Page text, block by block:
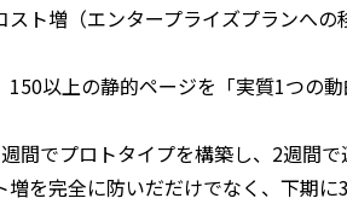
スト増（エンタープライズプランへ
150以上の静的ページを「実質1つの
間でプロトタイプを構築し、2週間
増を完全に防いだだけでなく、下期